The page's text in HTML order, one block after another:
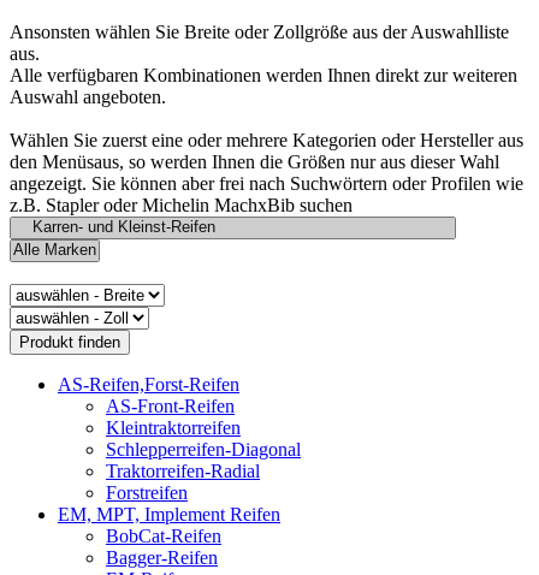
Ansonsten wählen Sie Breite oder Zollgröße aus der Auswahlliste
aus.
Alle verfügbaren Kombinationen werden Ihnen direkt zur weiteren
Auswahl angeboten.
Wählen Sie zuerst eine oder mehrere Kategorien oder Hersteller aus
den Menüsaus, so werden Ihnen die Größen nur aus dieser Wahl
angezeigt. Sie können aber frei nach Suchwörtern oder Profilen wie
z.B. Stapler oder Michelin MachxBib suchen
AS-Reifen,Forst-Reifen
AS-Front-Reifen
Kleintraktorreifen
Schlepperreifen-Diagonal
Traktorreifen-Radial
Forstreifen
EM, MPT, Implement Reifen
BobCat-Reifen
Bagger-Reifen